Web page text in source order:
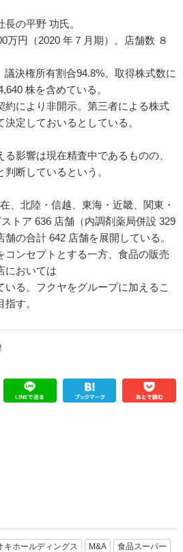
の平野 功氏。
円（2020 年７月期）。店舗数 ８
決権所有割合94.8%。取得株式数に
株を含めている。
により非開示。第三者による株式
定しておいるとしている。
影響は現在精査中であるものの、
断しているという。
、北陸・信越、東海・近畿、関東・
トア 636 店舗（内調剤薬局併設 329
の合計 642 店舗を展開している。
ンセプトとする一方、食品の販売
においては
る。フクヤをグループに加えるこ
す。
キホールディングス M&A 食品スーパー